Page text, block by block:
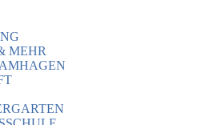
MEHR